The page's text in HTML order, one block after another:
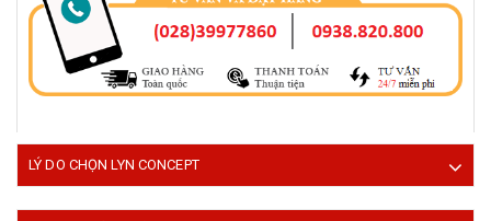
LÝ DO CHỌN LYN CONCEPT